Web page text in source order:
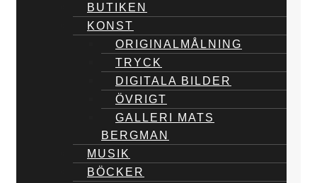
BUTIKEN
KONST
ORIGINALMÅLNING
TRYCK
DIGITALA BILDER
ÖVRIGT
GALLERI MATS
BERGMAN
MUSIK
BÖCKER